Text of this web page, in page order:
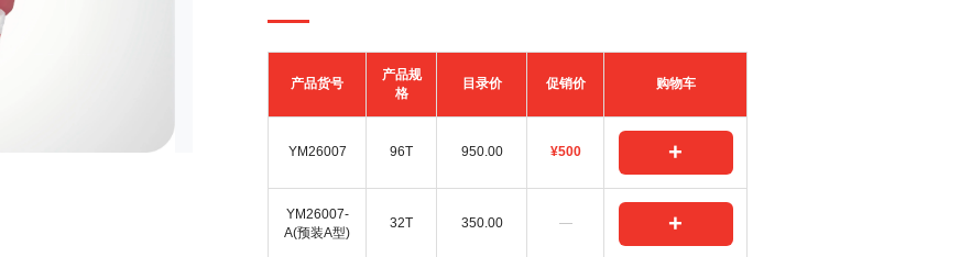
产品货号
产品规
格
目录价 促销价 购物车
YM26007 96T 950.00 ¥500 +
YM26007-
A(预装A型)
32T 350.00 — +